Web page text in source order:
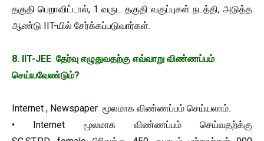
தகுதி பெறாவிட்டால், 1 வருட தகுதி வகுப்புகள் நடத்தி, அடுத்த
ஆண்டு IIT-யில் சேர்க்கப்படுவார்கள்.
8. IIT-JEE தேர்வு எழுதுவதற்கு எவ்வாறு விண்ணப்பம்
செய்யவேண்டும்?
Internet , Newspaper மூலமாக விண்ணப்பம் செய்யலாம்.
• Internet மூலமாக விண்ணப்பம் செய்வதற்க்கு